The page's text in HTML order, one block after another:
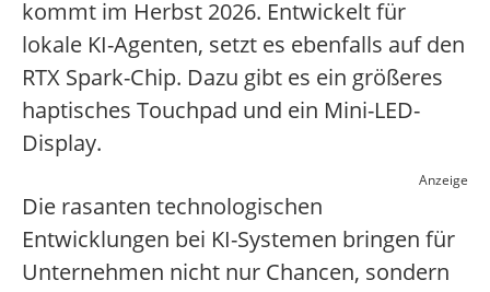
kommt im Herbst 2026. Entwickelt für
lokale KI-Agenten, setzt es ebenfalls auf den
RTX Spark-Chip. Dazu gibt es ein größeres
haptisches Touchpad und ein Mini-LED-
Display.
Anzeige
Die rasanten technologischen
Entwicklungen bei KI-Systemen bringen für
Unternehmen nicht nur Chancen, sondern